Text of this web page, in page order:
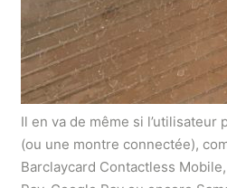
Il en va de même si l’utilisateur
(ou une montre connectée),
Barclaycard Contactless